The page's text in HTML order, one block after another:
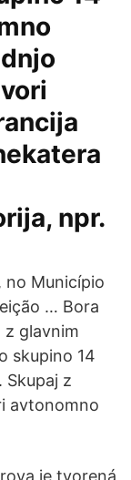
npr.
no Município
… Bora
z glavnim
skupino 14
z
avtonomno
je tvorená